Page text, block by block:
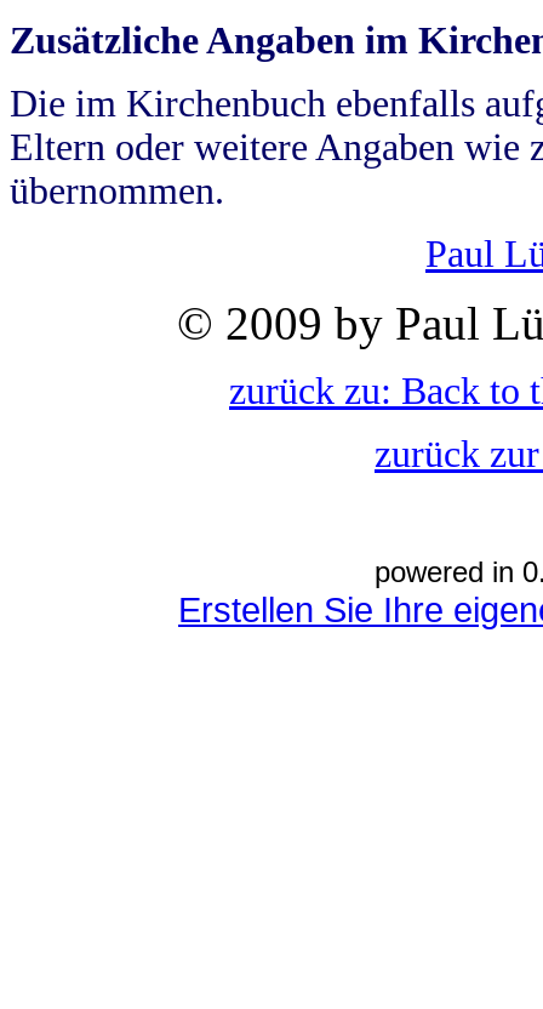
Zusätzliche Angaben im
Die im Kirchenbuch ebenfalls
Eltern oder weitere Angaben wie
übernommen.
Paul
© 2009 by Paul
zurück zu: Back to
zurück
powered in
Erstellen Sie Ihre